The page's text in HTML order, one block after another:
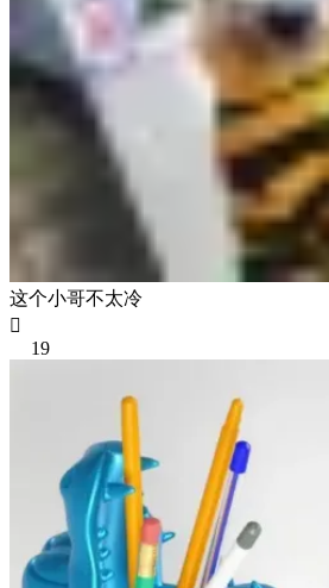
这个小哥不太冷

19